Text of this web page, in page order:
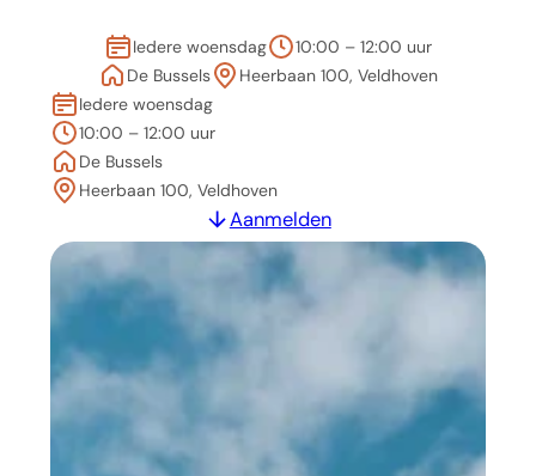
Iedere woensdag
10:00 – 12:00 uur
De Bussels
Heerbaan 100, Veldhoven
Iedere woensdag
10:00 – 12:00 uur
De Bussels
Heerbaan 100, Veldhoven
Aanmelden